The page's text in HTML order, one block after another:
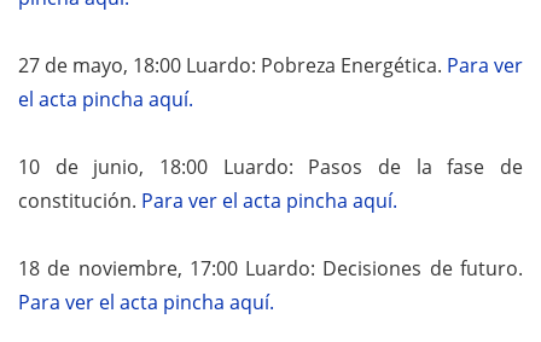
27 de mayo, 18:00 Luardo: Pobreza Energética. Para ver
el acta pincha aquí.
10 de junio, 18:00 Luardo: Pasos de la fase de
constitución. Para ver el acta pincha aquí.
18 de noviembre, 17:00 Luardo: Decisiones de futuro.
Para ver el acta pincha aquí.